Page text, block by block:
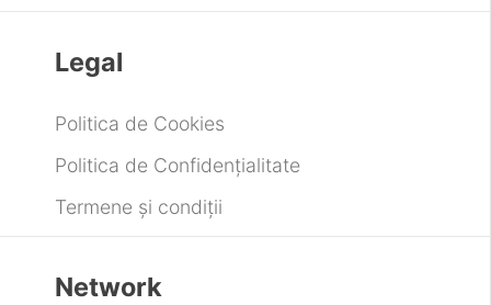
Legal
Politica de Cookies
Politica de Confidențialitate
Termene și condiții
Network